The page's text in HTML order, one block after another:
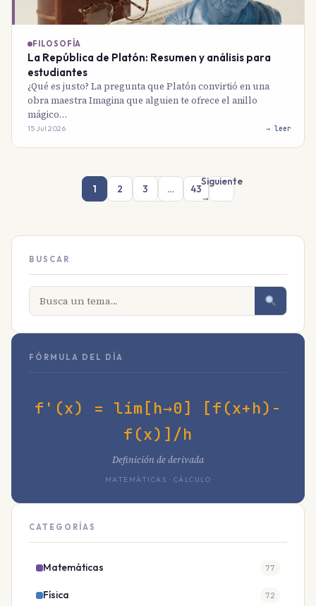
FILOSOFÍA
La República de Platón: Resumen y análisis para
estudiantes
¿Qué es justo? La pregunta que Platón convirtió en una
obra maestra Imagina que alguien te ofrece el anillo
mágico…
15 Jul 2026 → leer
1 2 3 … 43
Siguiente
→
BUSCAR
FÓRMULA DEL DÍA
f'(x) = lím[h→0] [f(x+h)-
f(x)]/h
Definición de derivada
MATEMÁTICAS · CÁLCULO
CATEGORÍAS
Matemáticas 77
Física 72